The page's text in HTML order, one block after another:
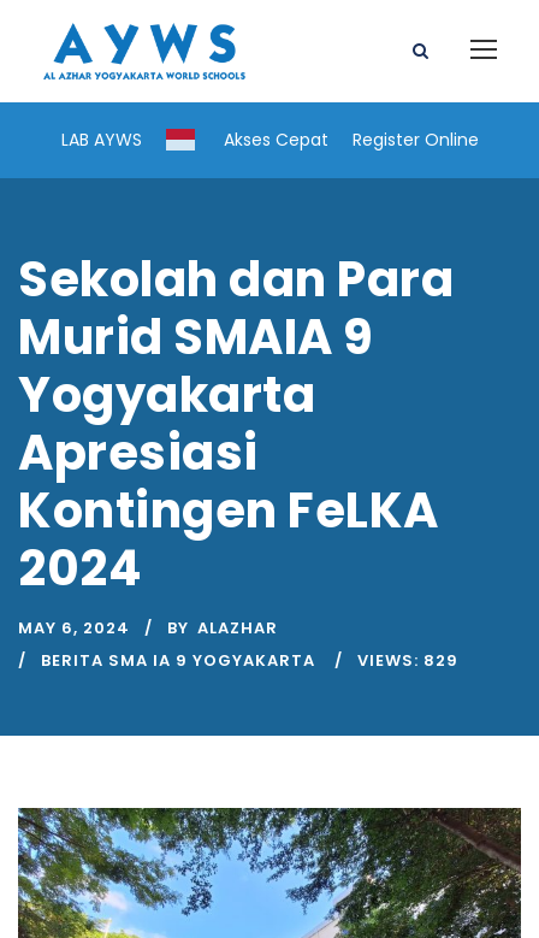
LAB AYWS Akses Cepat Register Online
Sekolah dan Para
Murid SMAIA 9
Yogyakarta
Apresiasi
Kontingen FeLKA
2024
MAY 6, 2024 BY ALAZHAR
BERITA SMA IA 9 YOGYAKARTA
VIEWS: 829